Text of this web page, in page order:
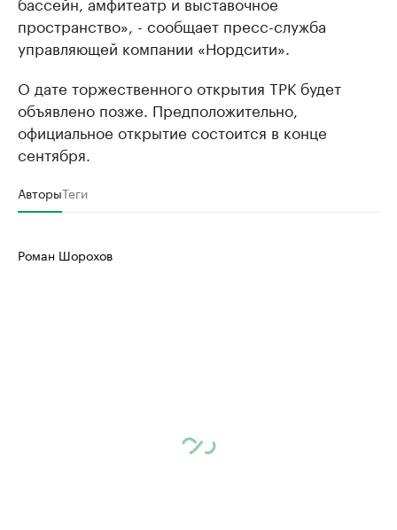
пространство», - сообщает пресс-служба
управляющей компании «Нордсити».
О дате торжественного открытия ТРК будет
объявлено позже. Предположительно,
официальное открытие состоится в конце
сентября.
АвторыТеги
Роман Шорохов